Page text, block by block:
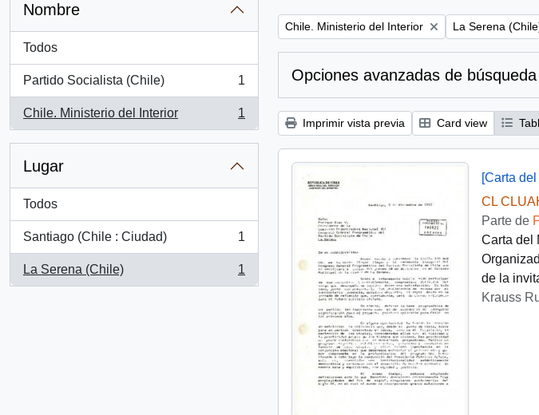
Nombre
Todos
Partido Socialista (Chile)
, 1 resultados
1
Chile. Ministerio del Interior
, 1 resultados
1
Lugar
Todos
Santiago (Chile : Ciudad)
, 1 resultados
1
La Serena (Chile)
, 1 resultados
1
Remove filter:
Chile. Ministerio del Interior Remove filter:
La Serena
Opciones avanzadas de búsqueda
Imprimir vista previa Card view
CL
Parte de
Carta del
de la
Krauss